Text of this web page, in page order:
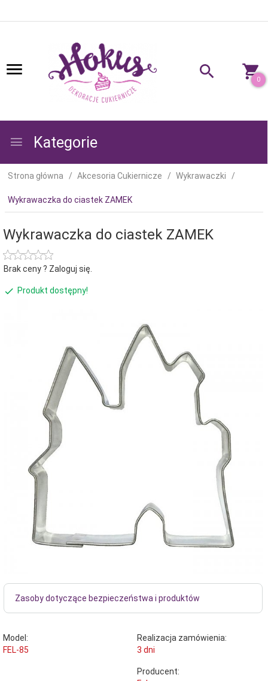
0
Kategorie
Strona główna Akcesoria Cukiernicze Wykrawaczki
Wykrawaczka do ciastek ZAMEK
Wykrawaczka do ciastek ZAMEK
Brak ceny ? Zaloguj się.
Produkt dostępny!
Zasoby dotyczące bezpieczeństwa i produktów
Model:
FEL-85
Realizacja zamówienia:
3 dni
Producent: